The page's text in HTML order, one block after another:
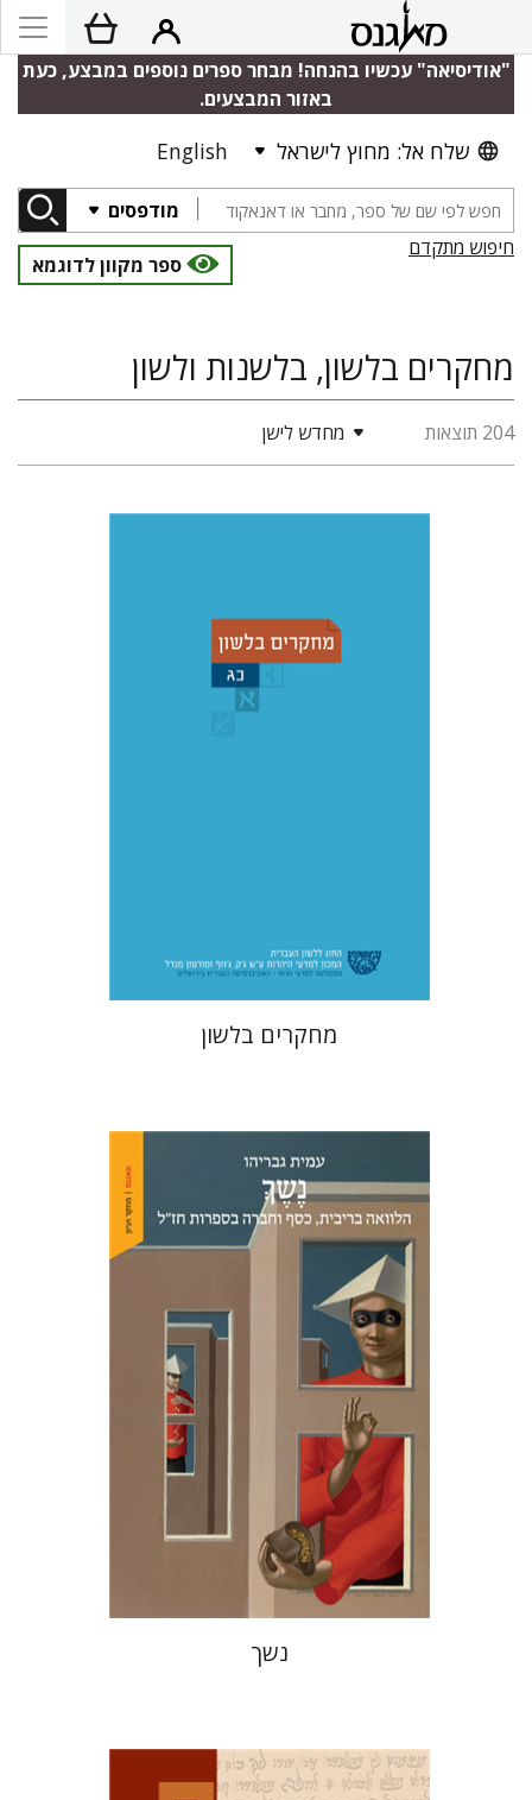
"אודיסיאה" עכשיו בהנחה! מבחר ספרים נוספים במבצע, כעת
באזור המבצעים.
שלח אל: מחוץ לישראל English
מודפסים
חיפוש מתקדם
ספר מקוון לדוגמא
מחקרים בלשון, בלשנות ולשון
204 תוצאות מחדש לישן
עדינה מושבי יעל רשף
דורית רביד
מחקרים בלשון
עמית גבריהו
הנחת אתר ספר מודפס
$42
$38
נשך